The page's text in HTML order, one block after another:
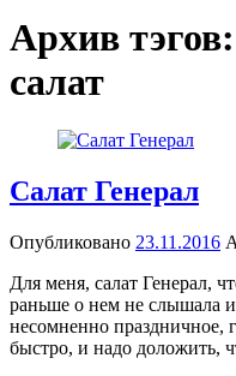
Архив тэгов:
салат
Салат Генерал
Опубликовано 23.11.2016
Для меня, салат Генерал,
раньше о нем не слышала
несомненно праздничное,
быстро, и надо доложить,